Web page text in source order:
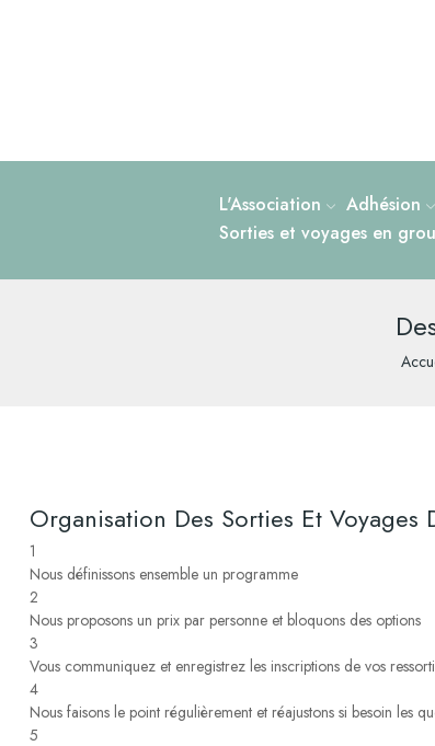
L'Association Adhésion
Sorties et voyages en
Organisation Des Sorties Et Voyages
1
Nous définissons ensemble un programme
2
Nous proposons un prix par personne et bloquons des options
3
Vous communiquez et enregistrez les inscriptions de vos
4
Nous faisons le point régulièrement et réajustons si besoin les
5